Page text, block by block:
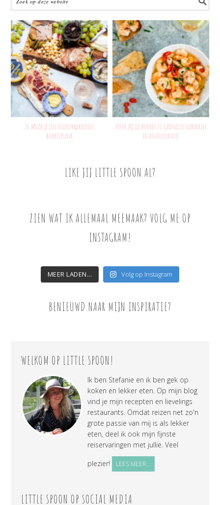
Zo maak je een indrukwekkende
borrelplank
Voor bij de borrel // Garnalen gebakken
in knoflookolie
LIKE JIJ LITTLE SPOON AL?
ZIEN WAT IK ALLEMAAL MEEMAAK? VOLG ME OP
INSTAGRAM!
MEER LADEN... Volg op Instagram
BENIEUWD NAAR MIJN INSPIRATIE?
WELKOM OP LITTLE SPOON!
Ik ben Stefanie en ik ben gek op
koken en lekker eten. Op mijn blog
vind je mijn recepten en lievelings
restaurants. Omdat reizen net zo'n
grote passie van mij is als lekker
eten, deel ik ook mijn fijnste
reiservaringen met jullie. Veel
plezier!
LEES MEER...
LITTLE SPOON OP SOCIAL MEDIA